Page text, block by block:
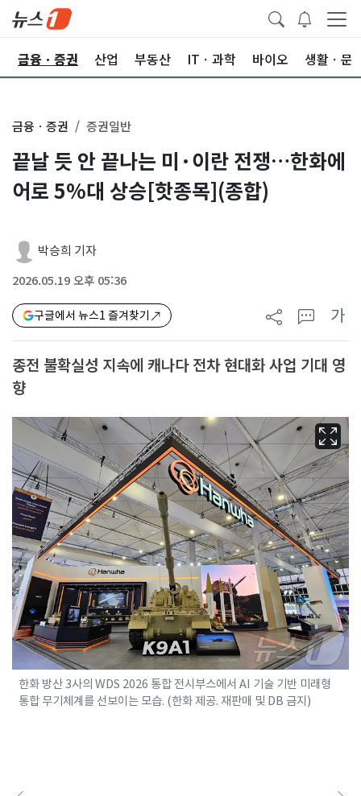
금융ㆍ증권 산업 부동산 ITㆍ과학 바이오 생활ㆍ문
금융ㆍ증권 증권일반
끝날 듯 안 끝나는 미·이란 전쟁…한화에
어로 5%대 상승[핫종목](종합)
박승희 기자
2026.05.19 오후 05:36
구글에서 뉴스1 즐겨찾기 가
종전 불확실성 지속에 캐나다 전차 현대화 사업 기대 영
향
한화 방산 3사의 WDS 2026 통합 전시부스에서 AI 기술 기반 미래형
통합 무기체계를 선보이는 모습. (한화 제공. 재판매 및 DB 금지)